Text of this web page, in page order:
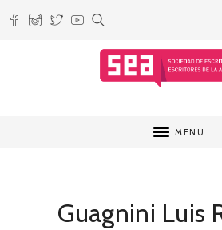
MENU
Guagnini Luis